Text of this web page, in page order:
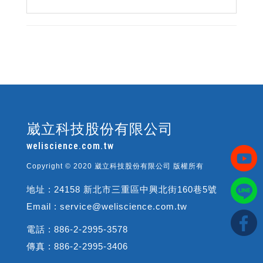
崴立科技股份有限公司
weliscience.com.tw
Copyright © 2020 崴立科技股份有限公司 版權所有
地址 : 24158 新北市三重區中興北街160巷5號
Email : service@weliscience.com.tw
電話 : 886-2-2995-3578
傳真 : 886-2-2995-3406